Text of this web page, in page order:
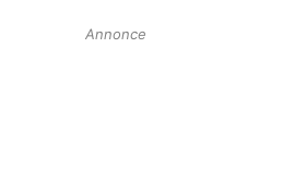
Annonce